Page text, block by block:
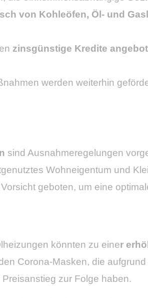
von Kohleöfen, Öl- und
zinsgünstige Kredite
werden weiterhin
sind Ausnahmeregelungen
Wohneigentum und
geboten, um eine
könnten zu einer
Corona-Masken, die
zur Folge haben.